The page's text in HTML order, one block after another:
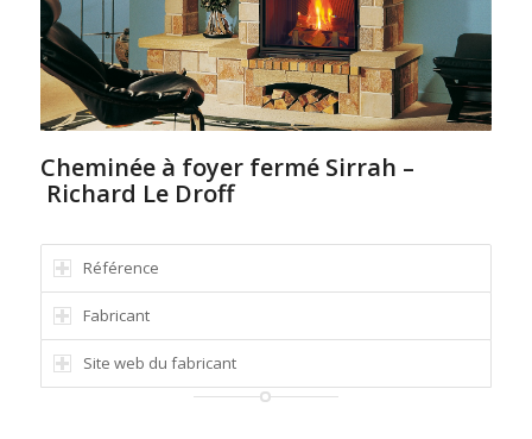
Cheminée à foyer fermé Sirrah –
Richard Le Droff
Référence
Fabricant
Site web du fabricant